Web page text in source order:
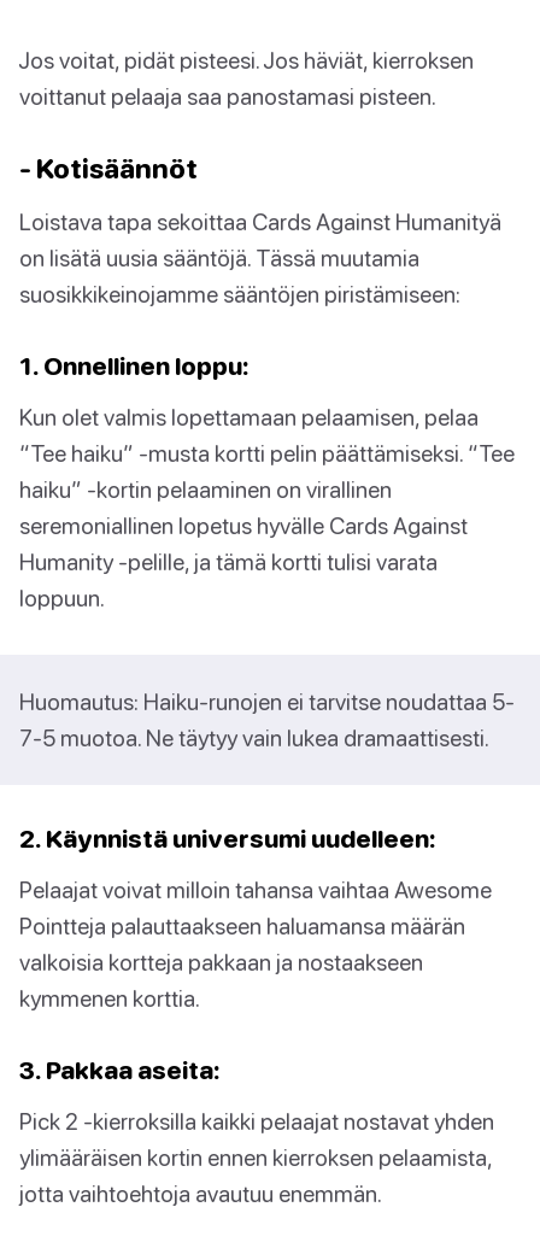
Jos voitat, pidät pisteesi. Jos häviät, kierroksen
voittanut pelaaja saa panostamasi pisteen.
- Kotisäännöt
Loistava tapa sekoittaa Cards Against Humanityä
on lisätä uusia sääntöjä. Tässä muutamia
suosikkikeinojamme sääntöjen piristämiseen:
1. Onnellinen loppu:
Kun olet valmis lopettamaan pelaamisen, pelaa
“Tee haiku” -musta kortti pelin päättämiseksi. “Tee
haiku” -kortin pelaaminen on virallinen
seremoniallinen lopetus hyvälle Cards Against
Humanity -pelille, ja tämä kortti tulisi varata
loppuun.
Huomautus: Haiku-runojen ei tarvitse noudattaa 5-
7-5 muotoa. Ne täytyy vain lukea dramaattisesti.
2. Käynnistä universumi uudelleen:
Pelaajat voivat milloin tahansa vaihtaa Awesome
Pointteja palauttaakseen haluamansa määrän
valkoisia kortteja pakkaan ja nostaakseen
kymmenen korttia.
3. Pakkaa aseita:
Pick 2 -kierroksilla kaikki pelaajat nostavat yhden
ylimääräisen kortin ennen kierroksen pelaamista,
jotta vaihtoehtoja avautuu enemmän.